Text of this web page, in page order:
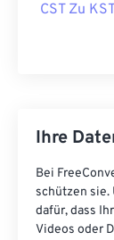
CST Zu
Ihre
Bei
schützen sie.
dafür, dass
Videos oder